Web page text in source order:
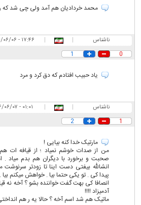
محمد خردادیان هم آمد ولی چی شد
ناشناس |
|
۱۷:۴۶ - ۱۴۰۴/۰۶/۰۶
0
1
یاد حبیب افتادم که دق کرد و مرد
ناشناس |
|
۰۱:۰۱ - ۱۴۰۴/۰۶/۰۷
1
2
مارتیک خدا کنه بیایی !
من از صدات خوشم نمیاد ؛ از قیافه ات
صحبت و برخورد با دیگران هم بدم میاد .
انشالله بیفتی دست اینا تا زودتر
پیدا کی . تو یکی حتما بیا . خواهش میکنم بیا .
انصافا کی بهت گفت خواننده بشو ؟ آخه نه
آدمیزاد !!!!
ماتیک هم شد اسم آخه ؟ حالا یه ر هم